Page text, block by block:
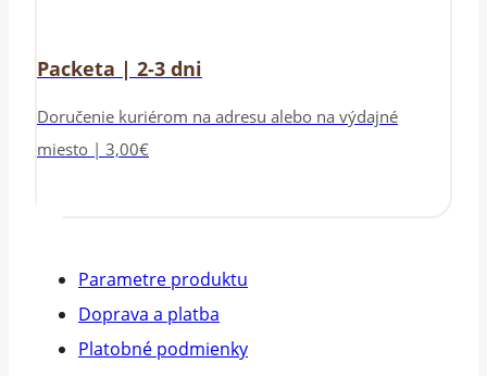
Packeta | 2-3 dni
Doručenie kuriérom na adresu alebo na výdajné
miesto | 3,00€
Parametre produktu
Doprava a platba
Platobné podmienky